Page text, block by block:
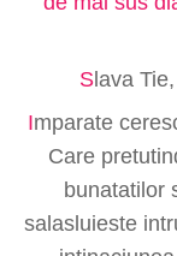
Slava
Imparate
Care
bunatatilor
salasluieste